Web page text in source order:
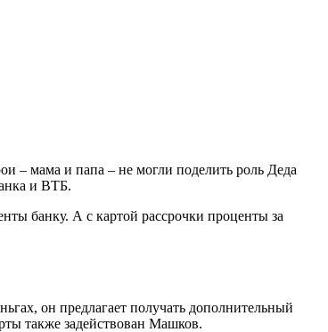
– мама и папа – не могли поделить роль Деда
и ВТБ.
банку. А с картой рассрочки проценты за
он предлагает получать дополнительный
также задействован Машков.